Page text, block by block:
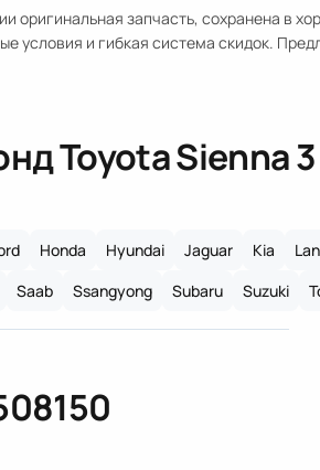
оригинальная запчасть, сохранена в
условия и гибкая система скидок.
Toyota Sienna 3
Honda Hyundai Jaguar Kia
Saab Ssangyong Subaru Suzuki